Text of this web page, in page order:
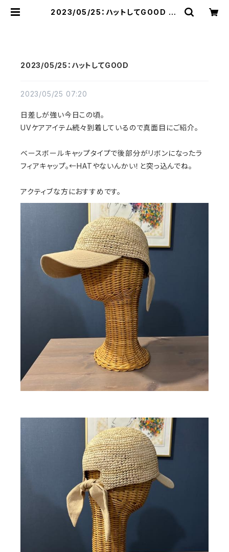
2023/05/25：ハットしてGOOD | r
2023/05/25：ハットしてGOOD
2023/05/25 07:20
日差しが強い今日この頃。
UVケアアイテム続々到着しているので真面目にご紹介。
ベースボールキャップタイプで後部分がリボンになったラ
フィアキャップ。←HATやないんかい！と突っ込んでね。
アクティブな方におすすめです。